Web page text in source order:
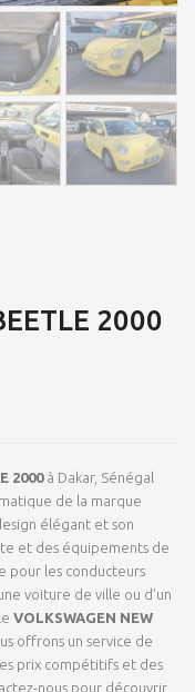
2000
2000à Dakar, Sénégal
de la marque
élégant et son
et des équipements de
pour les conducteurs
voiture de ville ou d’un
VOLKSWAGEN NEW
offrons un service de
prix compétitifs et des
nous pour découvrir